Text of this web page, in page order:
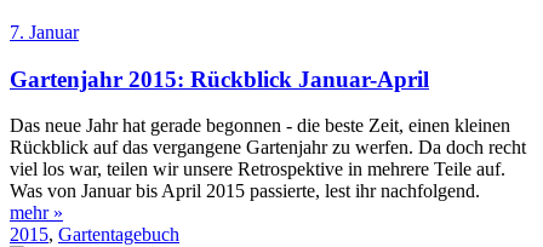
7. Januar
Gartenjahr 2015: Rückblick Januar-April
Das neue Jahr hat gerade begonnen - die beste Zeit, einen kleinen
Rückblick auf das vergangene Gartenjahr zu werfen. Da doch recht
viel los war, teilen wir unsere Retrospektive in mehrere Teile auf.
Was von Januar bis April 2015 passierte, lest ihr nachfolgend.
mehr »
2015, Gartentagebuch